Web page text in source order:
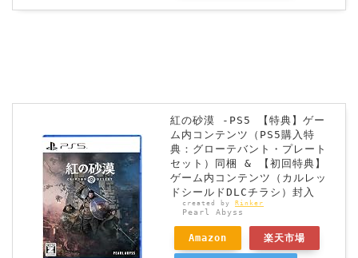
紅の砂漠 -PS5 【特典】ゲー
ム内コンテンツ（PS5購入特
典：グローテバント・プレート
セット）同梱 & 【初回特典】
ゲーム内コンテンツ（カルレッ
ドシールドDLCチラシ）封入
created by Rinker
Pearl Abyss
Amazon 楽天市場